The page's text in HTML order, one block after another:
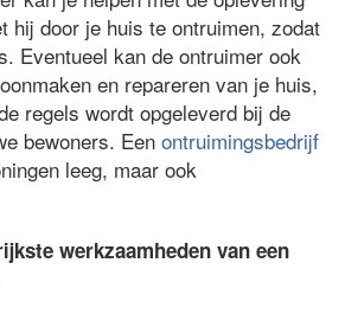
hij door je huis te ontruimen, zodat
Eventueel kan de ontruimer ook
en repareren van je huis,
regels wordt opgeleverd bij de
bewoners. Een ontruimingsbedrijf
leeg, maar ook
werkzaamheden van een